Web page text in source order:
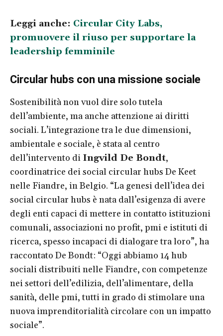
Leggi anche: Circular City Labs,
promuovere il riuso per supportare la
leadership femminile
Circular hubs con una missione sociale
Sostenibilità non vuol dire solo tutela
dell’ambiente, ma anche attenzione ai diritti
sociali. L’integrazione tra le due dimensioni,
ambientale e sociale, è stata al centro
dell’intervento di Ingvild De Bondt,
coordinatrice dei social circular hubs De Keet
nelle Fiandre, in Belgio. “La genesi dell’idea dei
social circular hubs è nata dall’esigenza di avere
degli enti capaci di mettere in contatto istituzioni
comunali, associazioni no profit, pmi e istituti di
ricerca, spesso incapaci di dialogare tra loro”, ha
raccontato De Bondt: “Oggi abbiamo 14 hub
sociali distribuiti nelle Fiandre, con competenze
nei settori dell’edilizia, dell’alimentare, della
sanità, delle pmi, tutti in grado di stimolare una
nuova imprenditorialità circolare con un impatto
sociale”.